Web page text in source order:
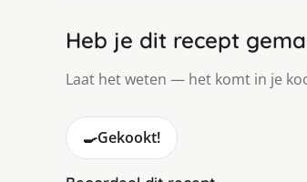
Heb je dit recept
Laat het weten — het komt in je
🍳Gekookt!